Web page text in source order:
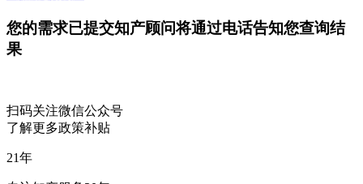
您的需求已提交知产顾问将通过电话告知您查询结
果
扫码关注微信公众号
了解更多政策补贴
21年